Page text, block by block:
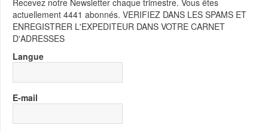
Recevez notre Newsletter chaque trimestre. Vous êtes
actuellement 4441 abonnés. VERIFIEZ DANS LES SPAMS ET
ENREGISTRER L'EXPEDITEUR DANS VOTRE CARNET
D'ADRESSES
Langue
E-mail